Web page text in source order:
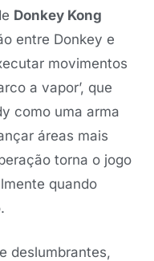
Donkey Kong
entre Donkey e
movimentos
a vapor’, que
como uma arma
áreas mais
torna o jogo
quando
deslumbrantes,